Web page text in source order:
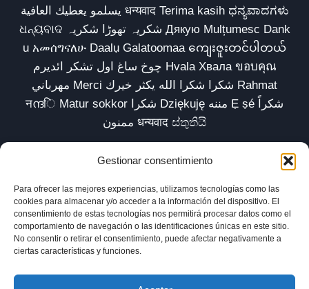
Gestionar consentimiento
Para ofrecer las mejores experiencias, utilizamos tecnologías como las
cookies para almacenar y/o acceder a la información del dispositivo. El
consentimiento de estas tecnologías nos permitirá procesar datos como el
comportamiento de navegación o las identificaciones únicas en este sitio.
No consentir o retirar el consentimiento, puede afectar negativamente a
ciertas características y funciones.
يسلمو يعطيك العافية धन्यवाद Terima kasih ಧನ್ಯವಾದಗಳು
ଧନ୍ୟବାଦ شکریہ تھوڑا شکریہ Дякую Mulțumesc Dank
u አመሰግናለሁ Daalụ Galatoomaa ကျေးဇူးတင်ပါတယ်
چوخ ساغ اول تشکر ائدیرم Hvala Хвала ขอบคุณ
مهرباني Merci شكرا شكرا الله يكثر خيرك Rahmat
नന്ദि Matur sokkor شكرا Dziękuję مننه Ẹ ṣé شكراً
ممنون धन्यवाद ස්තුතියි
Inicio Biblioteca Parábolas TV
Comunidad
Esencia
Blog
Política de privacidad
Aviso legal
Política de cookies (UE)